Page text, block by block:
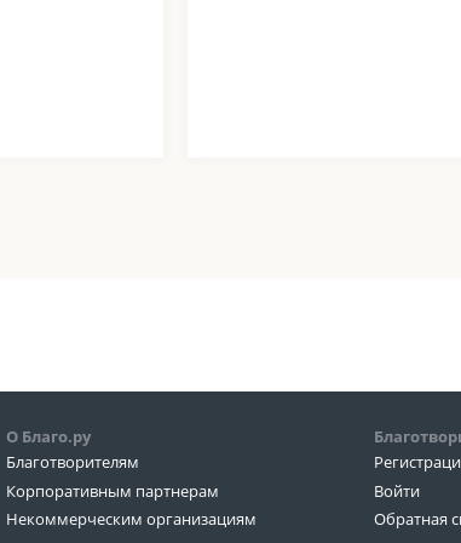
О Благо.ру
Благотворителям
Корпоративным партнерам
Некоммерческим организациям
Войти
Обратная